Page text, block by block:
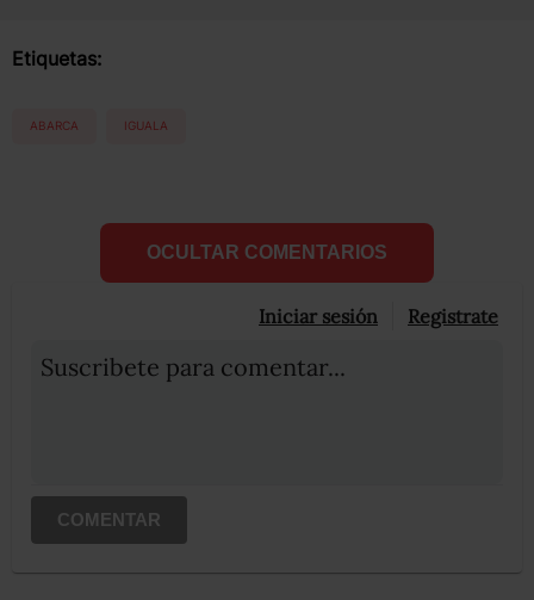
Etiquetas:
ABARCA IGUALA
OCULTAR COMENTARIOS
Iniciar sesión Registrate
Suscribete para comentar...
COMENTAR